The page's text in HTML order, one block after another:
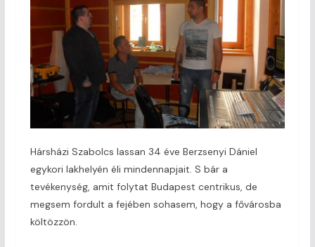
Hársházi Szabolcs lassan 34 éve Berzsenyi Dániel
egykori lakhelyén éli mindennapjait. S bár a
tevékenység, amit folytat Budapest centrikus, de
megsem fordult a fejében sohasem, hogy a fővárosba
költözzön.